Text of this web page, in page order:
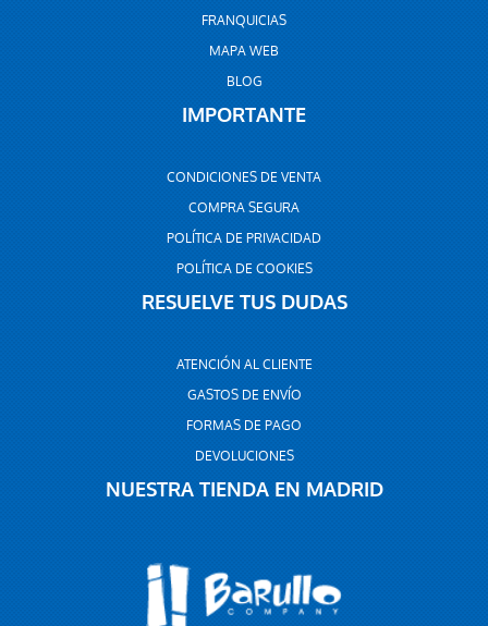
FRANQUICIAS
MAPA WEB
BLOG
IMPORTANTE
CONDICIONES DE VENTA
COMPRA SEGURA
POLÍTICA DE PRIVACIDAD
POLÍTICA DE COOKIES
RESUELVE TUS DUDAS
ATENCIÓN AL CLIENTE
GASTOS DE ENVÍO
FORMAS DE PAGO
DEVOLUCIONES
NUESTRA TIENDA EN MADRID